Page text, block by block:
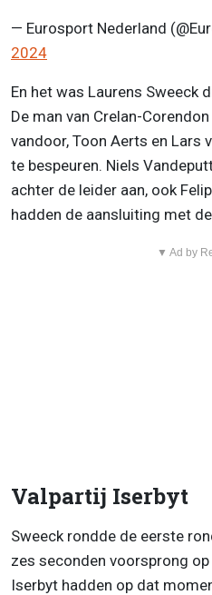
— Eurosport Nederland
2024
En het was Laurens Sweeck
De man van Crelan-
vandoor, Toon Aerts en Lars
te bespeuren. Niels
achter de leider aan, ook
hadden de aansluiting met
▼ Ad by
Valpartij Iserbyt
Sweeck rondde de eerste
zes seconden voorsprong
Iserbyt hadden op dat